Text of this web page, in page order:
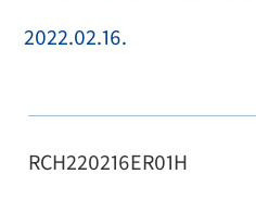
2022.02.16.
RCH220216ER01H